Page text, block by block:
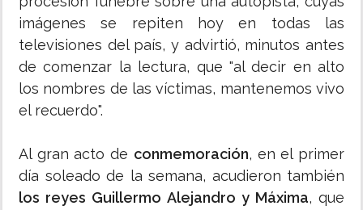
imágenes se repiten hoy en todas las
televisiones del país, y advirtió, minutos antes
de comenzar la lectura, que "al decir en alto
los nombres de las víctimas, mantenemos vivo
el recuerdo".
Al gran acto de conmemoración, en el primer
día soleado de la semana, acudieron también
los reyes Guillermo Alejandro y Máxima, que